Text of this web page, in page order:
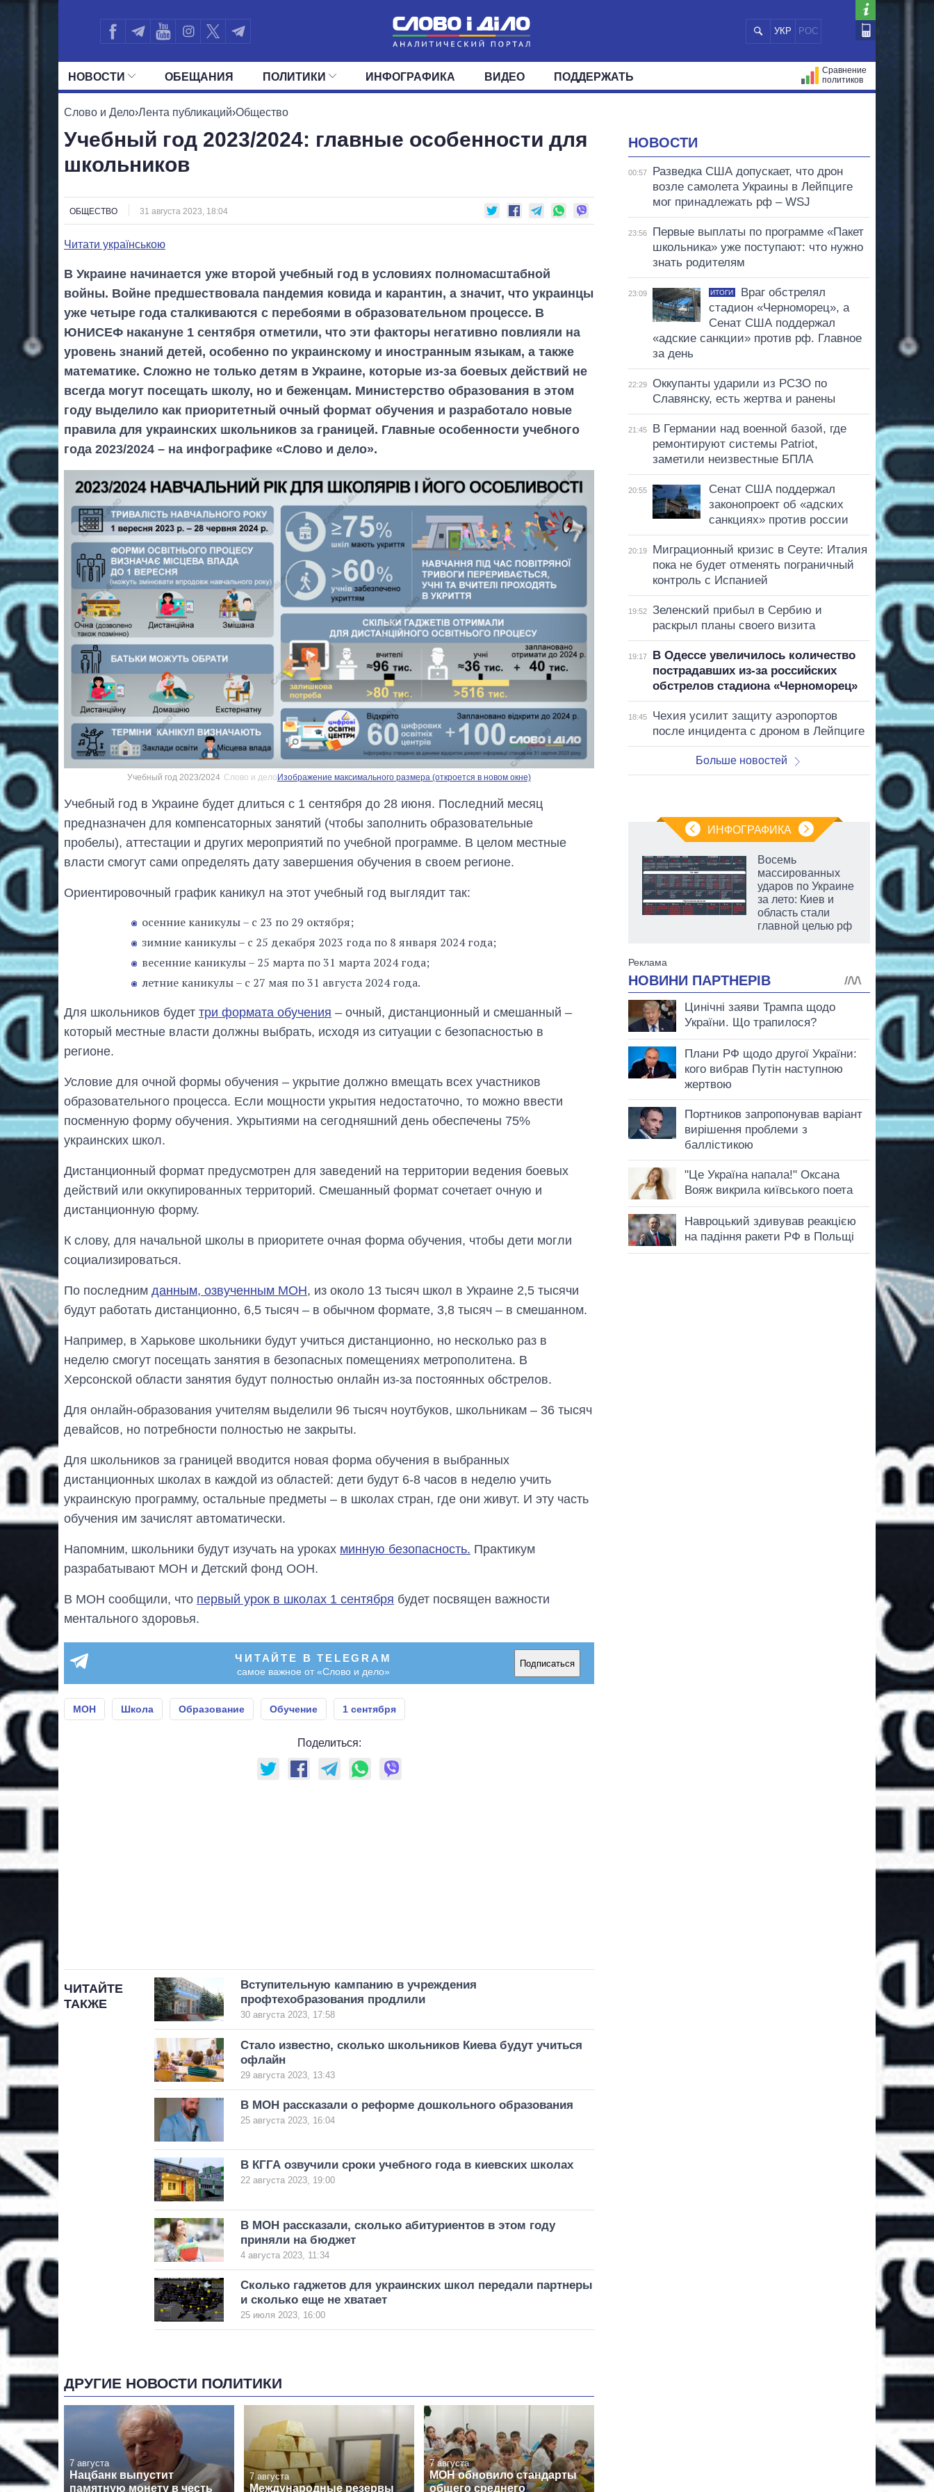
УКР РОС
НОВОСТИ
ПОЛИТИКА ЭКОНОМИКА ОБЩЕСТВО МИР
ОБЕЩАНИЯ ПОЛИТИКИ
ВСЕ ПОЛИТИКИ ПРЕЗИДЕНТ И ОФИС
ДЕПУТАТЫ КОМИТЕТЫ ФРАКЦИИ ОКРУГА
ИНФОГРАФИКА ВИДЕО ПОДДЕРЖАТЬ
Сравнение
политиков
Слово и Дело›Лента публикаций›Общество
Учебный год 2023/2024: главные особенности для
школьников
ОБЩЕСТВО 31 августа 2023, 18:04
Читати українською
В Украине начинается уже второй учебный год в условиях полномасштабной
войны. Войне предшествовала пандемия ковида и карантин, а значит, что украинцы
уже четыре года сталкиваются с перебоями в образовательном процессе. В
ЮНИСЕФ накануне 1 сентября отметили, что эти факторы негативно повлияли на
уровень знаний детей, особенно по украинскому и иностранным языкам, а также
математике. Сложно не только детям в Украине, которые из-за боевых действий не
всегда могут посещать школу, но и беженцам. Министерство образования в этом
году выделило как приоритетный очный формат обучения и разработало новые
правила для украинских школьников за границей. Главные особенности учебного
года 2023/2024 – на инфографике «Слово и дело».
Учебный год 2023/2024 Слово и дело Изображение максимального размера (откроется в новом окне)
Учебный год в Украине будет длиться с 1 сентября до 28 июня. Последний месяц
предназначен для компенсаторных занятий (чтобы заполнить образовательные
пробелы), аттестации и других мероприятий по учебной программе. В целом местные
власти смогут сами определять дату завершения обучения в своем регионе.
Ориентировочный график каникул на этот учебный год выглядит так:
осенние каникулы – с 23 по 29 октября;
зимние каникулы – с 25 декабря 2023 года по 8 января 2024 года;
весенние каникулы – 25 марта по 31 марта 2024 года;
летние каникулы – с 27 мая по 31 августа 2024 года.
Для школьников будет три формата обучения – очный, дистанционный и смешанный –
который местные власти должны выбрать, исходя из ситуации с безопасностью в
регионе.
Условие для очной формы обучения – укрытие должно вмещать всех участников
образовательного процесса. Если мощности укрытия недостаточно, то можно ввести
посменную форму обучения. Укрытиями на сегодняшний день обеспечены 75%
украинских школ.
Дистанционный формат предусмотрен для заведений на территории ведения боевых
действий или оккупированных территорий. Смешанный формат сочетает очную и
дистанционную форму.
К слову, для начальной школы в приоритете очная форма обучения, чтобы дети могли
социализироваться.
По последним данным, озвученным МОН, из около 13 тысяч школ в Украине 2,5 тысячи
будут работать дистанционно, 6,5 тысяч – в обычном формате, 3,8 тысяч – в смешанном.
Например, в Харькове школьники будут учиться дистанционно, но несколько раз в
неделю смогут посещать занятия в безопасных помещениях метрополитена. В
Херсонской области занятия будут полностью онлайн из-за постоянных обстрелов.
Для онлайн-образования учителям выделили 96 тысяч ноутбуков, школьникам – 36 тысяч
девайсов, но потребности полностью не закрыты.
Для школьников за границей вводится новая форма обучения в выбранных
дистанционных школах в каждой из областей: дети будут 6-8 часов в неделю учить
украинскую программу, остальные предметы – в школах стран, где они живут. И эту часть
обучения им зачислят автоматически.
Напомним, школьники будут изучать на уроках минную безопасность. Практикум
разрабатывают МОН и Детский фонд ООН.
В МОН сообщили, что первый урок в школах 1 сентября будет посвящен важности
ментального здоровья.
ЧИТАЙТЕ В TELEGRAM
самое важное от «Слово и дело»
Подписаться
МОН Школа Образование Обучение 1 сентября
Поделиться:
ЧИТАЙТЕ
ТАКЖЕ
Вступительную кампанию в учреждения
профтехобразования продлили
30 августа 2023, 17:58
Стало известно, сколько школьников Киева будут учиться
офлайн
29 августа 2023, 13:43
В МОН рассказали о реформе дошкольного образования
25 августа 2023, 16:04
В КГГА озвучили сроки учебного года в киевских школах
22 августа 2023, 19:00
В МОН рассказали, сколько абитуриентов в этом году
приняли на бюджет
4 августа 2023, 11:34
Сколько гаджетов для украинских школ передали партнеры
и сколько еще не хватает
25 июля 2023, 16:00
ДРУГИЕ НОВОСТИ ПОЛИТИКИ
7 августа
Нацбанк выпустит
памятную монету в честь
7 августа
Международные резервы
7 августа
МОН обновило стандарты
общего среднего
НОВОСТИ
00:57
Разведка США допускает, что дрон
возле самолета Украины в Лейпциге
мог принадлежать рф – WSJ
23:56
Первые выплаты по программе «Пакет
школьника» уже поступают: что нужно
знать родителям
23:09 ИТОГИ
Враг обстрелял
стадион «Черноморец», а
Сенат США поддержал
«адские санкции» против рф. Главное
за день
22:29
Оккупанты ударили из РСЗО по
Славянску, есть жертва и ранены
21:45
В Германии над военной базой, где
ремонтируют системы Patriot,
заметили неизвестные БПЛА
20:55
Сенат США поддержал
законопроект об «адских
санкциях» против россии
20:19
Миграционный кризис в Сеуте: Италия
пока не будет отменять пограничный
контроль с Испанией
19:52
Зеленский прибыл в Сербию и
раскрыл планы своего визита
19:17
В Одессе увеличилось количество
пострадавших из-за российских
обстрелов стадиона «Черноморец»
18:45
Чехия усилит защиту аэропортов
после инцидента с дроном в Лейпциге
Больше новостей
ИНФОГРАФИКА
аспирантуру
Восемь
массированных
ударов по Украине
за лето: Киев и
область стали
главной целью рф